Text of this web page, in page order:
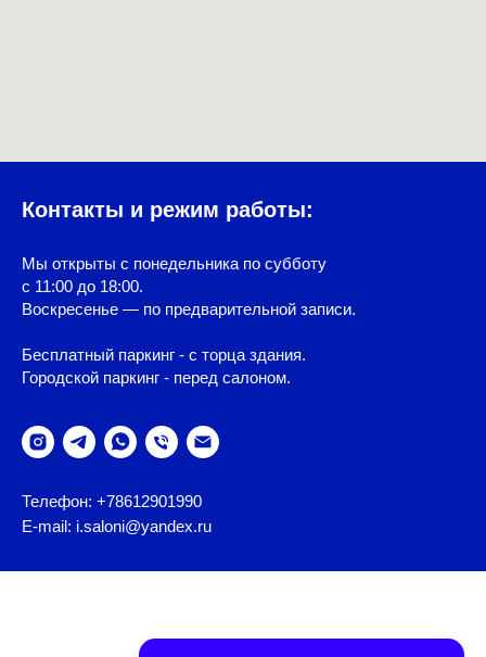
Контакты и режим работы:
Мы открыты с понедельника по субботу
с 11:00 до 18:00.
Воскресенье — по предварительной записи.
Бесплатный паркинг - с торца здания.
Городской паркинг - перед салоном.
Телефон: +78612901990
E-mail: i.saloni@yandex.ru